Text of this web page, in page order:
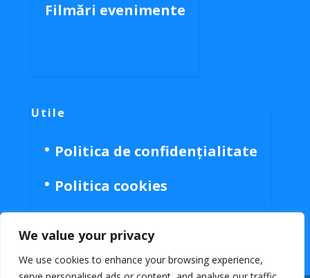
We value your privacy
We use cookies to enhance your browsing experience,
Filmări evenimente
Utile
Politica de confidențialitate
Politica cookies